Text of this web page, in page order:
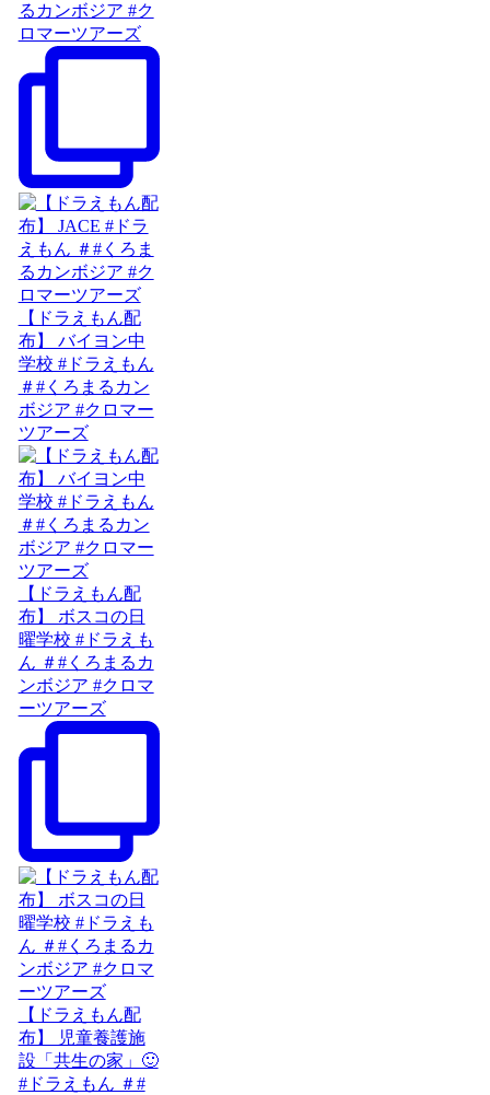
るカンボジア #ク
ロマーツアーズ
【ドラえもん配
布】 バイヨン中
学校 #ドラえもん
＃#くろまるカン
ボジア #クロマー
ツアーズ
【ドラえもん配
布】 ボスコの日
曜学校 #ドラえも
ん ＃#くろまるカ
ンボジア #クロマ
ーツアーズ
【ドラえもん配
布】 児童養護施
設「共生の家」🙂
#ドラえもん ＃#